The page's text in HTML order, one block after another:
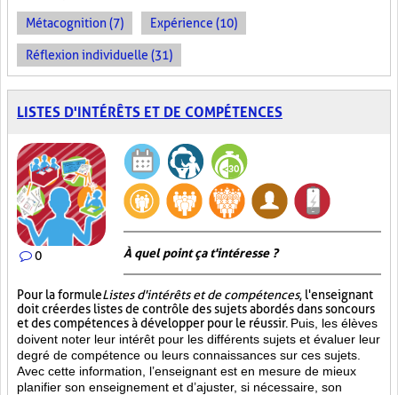
Métacognition (7) Expérience (10)
Réflexion individuelle (31)
LISTES D'INTÉRÊTS ET DE COMPÉTENCES
0 À quel point ça t'intéresse ?
Pour la formuleListes d'intérêts et de compétences, l'enseignant
doit créer des listes de contrôle des sujets abordés dans son cours
et des compétences à développer pour le réussir. Puis, les élèves
doivent noter leur intérêt pour les différents sujets et évaluer leur
degré de compétence ou leurs connaissances sur ces sujets.
Avec cette information, l’enseignant est en mesure de mieux
planifier son enseignement et d’ajuster, si nécessaire, son